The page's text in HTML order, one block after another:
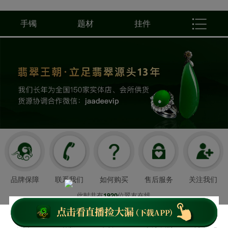
手镯 题材 挂件
品牌保障 联系我们 如何购买 售后服务 关注我们
此时共有1920位翠友在线
翡翠王朝成立于2008年3月21日
我们以超值好珠宝和舒心服务造福顾客，
首页 客服 下载APP 关于我们 个人中心